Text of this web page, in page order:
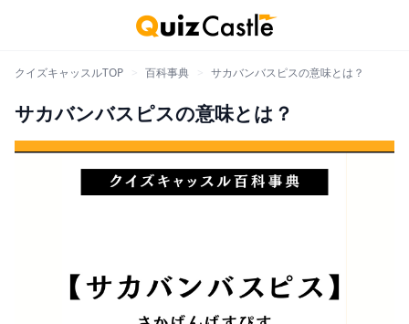
クイズキャッスルTOP 百科事典 サカバンバスピスの意味とは？
サカバンバスピスの意味とは？